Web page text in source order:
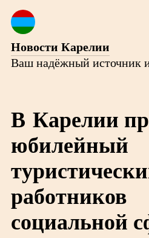
Новости Карелии
Ваш надёжный источник
В Карелии
юбилейный
работников
социальной